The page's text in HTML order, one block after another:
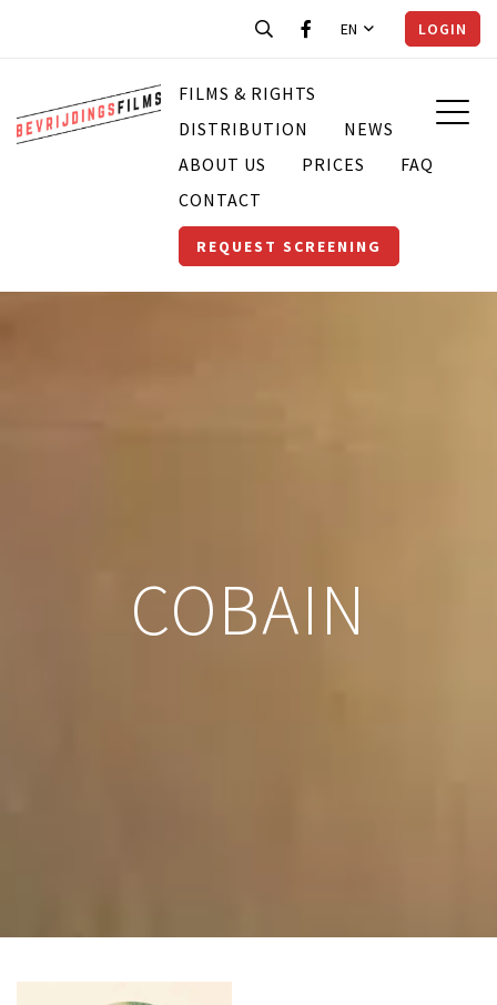
EN LOGIN
FILMS & RIGHTS
DISTRIBUTION
NEWS
ABOUT US
PRICES
FAQ
CONTACT
REQUEST SCREENING
COBAIN